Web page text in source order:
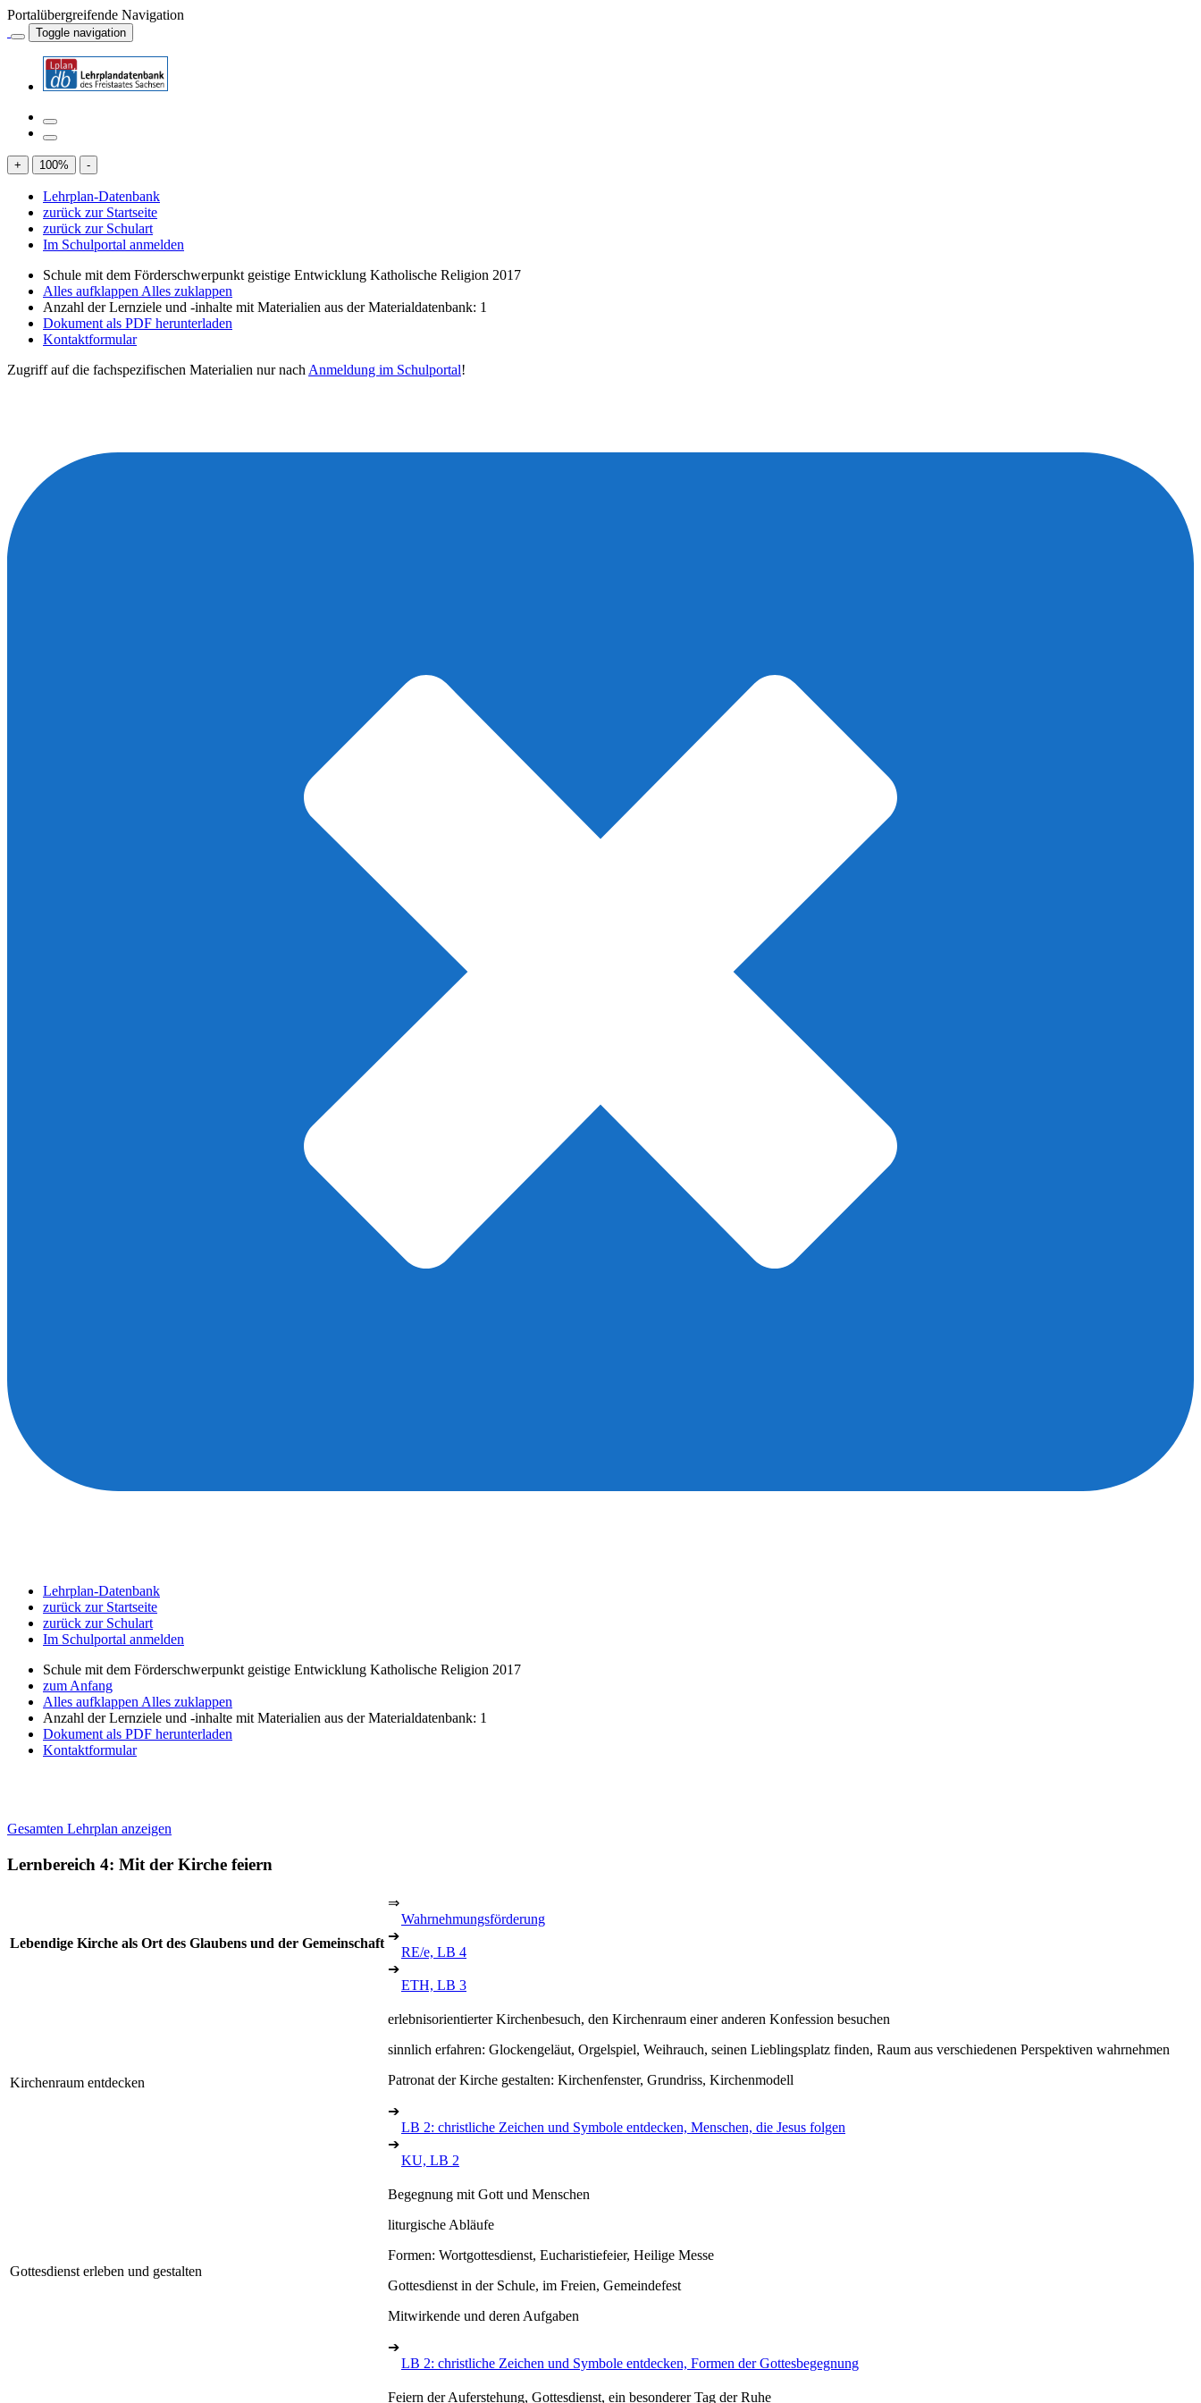
Portalübergreifende Navigation
Toggle navigation
+ 100% -
Lehrplan-Datenbank
zurück zur Startseite
zurück zur Schulart
Im Schulportal anmelden
Schule mit dem Förderschwerpunkt geistige Entwicklung Katholische Religion 2017
Alles aufklappen Alles zuklappen
Anzahl der Lernziele und -inhalte mit Materialien aus der Materialdatenbank: 1
Dokument als PDF herunterladen
Kontaktformular
Zugriff auf die fachspezifischen Materialien nur nach Anmeldung im Schulportal!
Lehrplan-Datenbank
zurück zur Startseite
zurück zur Schulart
Im Schulportal anmelden
Schule mit dem Förderschwerpunkt geistige Entwicklung Katholische Religion 2017
zum Anfang
Alles aufklappen Alles zuklappen
Anzahl der Lernziele und -inhalte mit Materialien aus der Materialdatenbank: 1
Dokument als PDF herunterladen
Kontaktformular
Gesamten Lehrplan anzeigen
Lernbereich 4: Mit der Kirche feiern
Lebendige Kirche als Ort des Glaubens und der Gemeinschaft
⇒
Wahrnehmungsförderung
➔
RE/e, LB 4
➔
ETH, LB 3
Kirchenraum entdecken
erlebnisorientierter Kirchenbesuch, den Kirchenraum einer anderen Konfession besuchen
sinnlich erfahren: Glockengeläut, Orgelspiel, Weihrauch, seinen Lieblingsplatz finden, Raum aus verschiedenen Perspektiven wahrnehmen
Patronat der Kirche gestalten: Kirchenfenster, Grundriss, Kirchenmodell
➔
LB 2: christliche Zeichen und Symbole entdecken, Menschen, die Jesus folgen
➔
KU, LB 2
Gottesdienst erleben und gestalten
Begegnung mit Gott und Menschen
liturgische Abläufe
Formen: Wortgottesdienst, Eucharistiefeier, Heilige Messe
Gottesdienst in der Schule, im Freien, Gemeindefest
Mitwirkende und deren Aufgaben
➔
LB 2: christliche Zeichen und Symbole entdecken, Formen der Gottesbegegnung
Feiern der Auferstehung, Gottesdienst, ein besonderer Tag der Ruhe